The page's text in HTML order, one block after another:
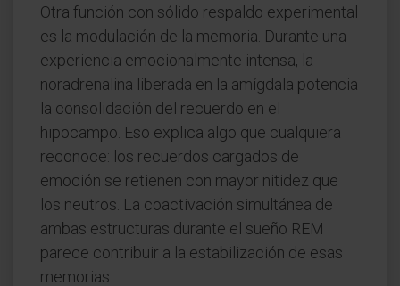
Otra función con sólido respaldo experimental
es la modulación de la memoria. Durante una
experiencia emocionalmente intensa, la
noradrenalina liberada en la amígdala potencia
la consolidación del recuerdo en el
hipocampo. Eso explica algo que cualquiera
reconoce: los recuerdos cargados de
emoción se retienen con mayor nitidez que
los neutros. La coactivación simultánea de
ambas estructuras durante el sueño REM
parece contribuir a la estabilización de esas
memorias.